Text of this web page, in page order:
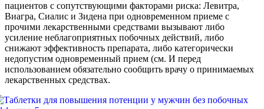
пациентов с сопутствующими факторами риска: Левитра,
Виагра, Сиалис и Зидена при одновременном приеме с
прочими лекарственными средствами вызывают либо
усиление неблагоприятных побочных действий, либо
снижают эффективность препарата, либо категорически
недопустим одновременный прием (см. И перед
использованием обязательно сообщить врачу о принимаемых
лекарственных средствах.